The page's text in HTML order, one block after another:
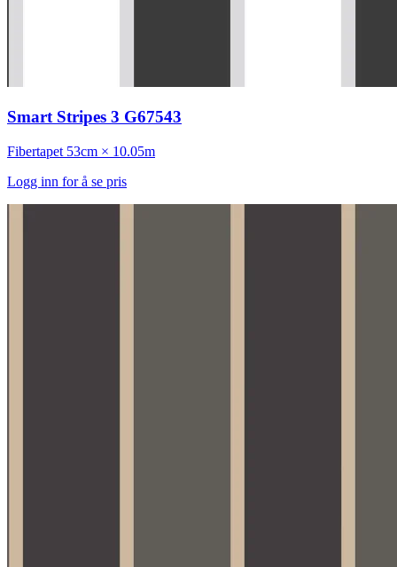
Smart Stripes 3 G67543
Fibertapet 53cm × 10.05m
Logg inn for å se pris